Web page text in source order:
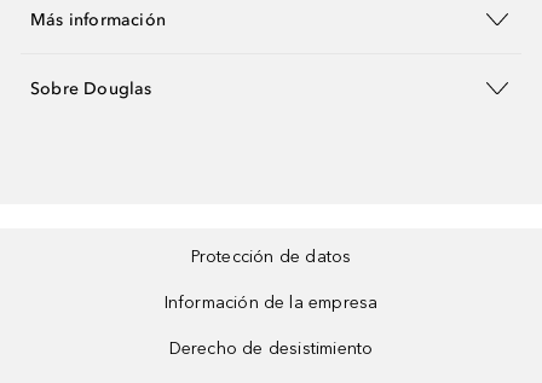
Más información
Sobre Douglas
Protección de datos
Información de la empresa
Derecho de desistimiento